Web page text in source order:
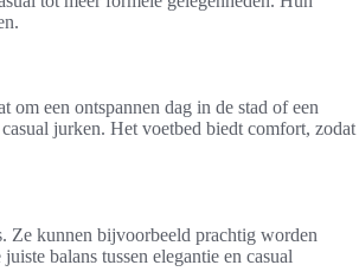
om een ontspannen dag in de stad of een
jurken. Het voetbed biedt comfort, zodat
Ze kunnen bijvoorbeeld prachtig worden
balans tussen elegantie en casual